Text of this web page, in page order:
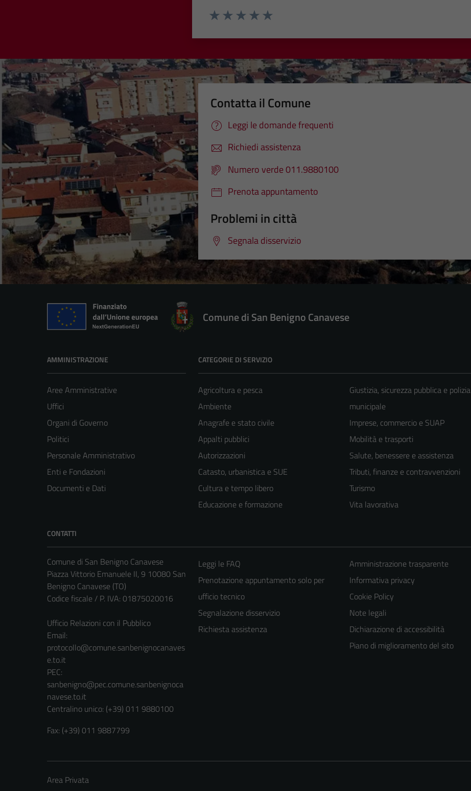
Contatta il Comune
Leggi le domande frequenti
Richiedi assistenza
Numero verde 011.9880100
Prenota appuntamento
Problemi in città
Segnala disservizio
Comune di San Benigno Canavese
AMMINISTRAZIONE
Aree Amministrative
Uffici
Organi di Governo
Politici
Personale Amministrativo
Enti e Fondazioni
Documenti e Dati
CATEGORIE DI SERVIZIO
Agricoltura e pesca
Ambiente
Anagrafe e stato civile
Appalti pubblici
Autorizzazioni
Catasto, urbanistica e SUE
Cultura e tempo libero
Educazione e formazione
Giustizia, sicurezza pubblica e polizia
municipale
Imprese, commercio e SUAP
Mobilità e trasporti
Salute, benessere e assistenza
Tributi, finanze e contravvenzioni
Turismo
Vita lavorativa
CONTATTI
Comune di San Benigno Canavese
Piazza Vittorio Emanuele II, 9 10080 San
Benigno Canavese (TO)
Codice fiscale / P. IVA: 01875020016
Ufficio Relazioni con il Pubblico
Email:
protocollo@comune.sanbenignocanaves
e.to.it
PEC:
sanbenigno@pec.comune.sanbenignoca
navese.to.it
Centralino unico: (+39) 011 9880100
Fax: (+39) 011 9887799
Leggi le FAQ
Prenotazione appuntamento solo per
ufficio tecnico
Segnalazione disservizio
Richiesta assistenza
Amministrazione trasparente
Informativa privacy
Cookie Policy
Note legali
Dichiarazione di accessibilità
Piano di miglioramento del sito
Area Privata
del sito e non